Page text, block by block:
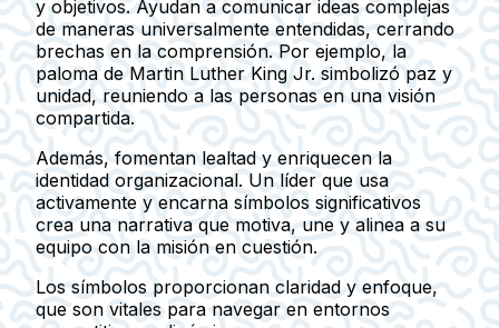
y objetivos. Ayudan a comunicar ideas complejas
de maneras universalmente entendidas, cerrando
brechas en la comprensión. Por ejemplo, la
paloma de Martin Luther King Jr. simbolizó paz y
unidad, reuniendo a las personas en una visión
compartida.
Además, fomentan lealtad y enriquecen la
identidad organizacional. Un líder que usa
activamente y encarna símbolos significativos
crea una narrativa que motiva, une y alinea a su
equipo con la misión en cuestión.
Los símbolos proporcionan claridad y enfoque,
que son vitales para navegar en entornos